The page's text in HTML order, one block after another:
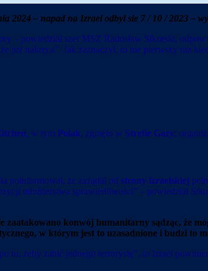
2024 – napad na Izrael odbyl sie 7 / 10 / 2023 –
– powiedział szef MSZ Radosław Sikorski,
już nakręca”. Jak zaznaczył, to nie pierwszy raz
, w tym Polak, zginęło w Strefie Gazy;
poinformował, że zażądał od strony izraelskiej
ministerstwa sprawiedliwości” – powiedział
zaatakowano konwój humanitarny sądząc, że
w którym jest to uzasadnione i budzi to
to, żeby zabić jednego terrorystę”, to Izrael